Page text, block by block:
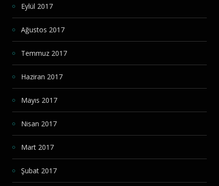
Eylül 2017
Ağustos 2017
Temmuz 2017
Haziran 2017
Mayıs 2017
Nisan 2017
Mart 2017
Şubat 2017